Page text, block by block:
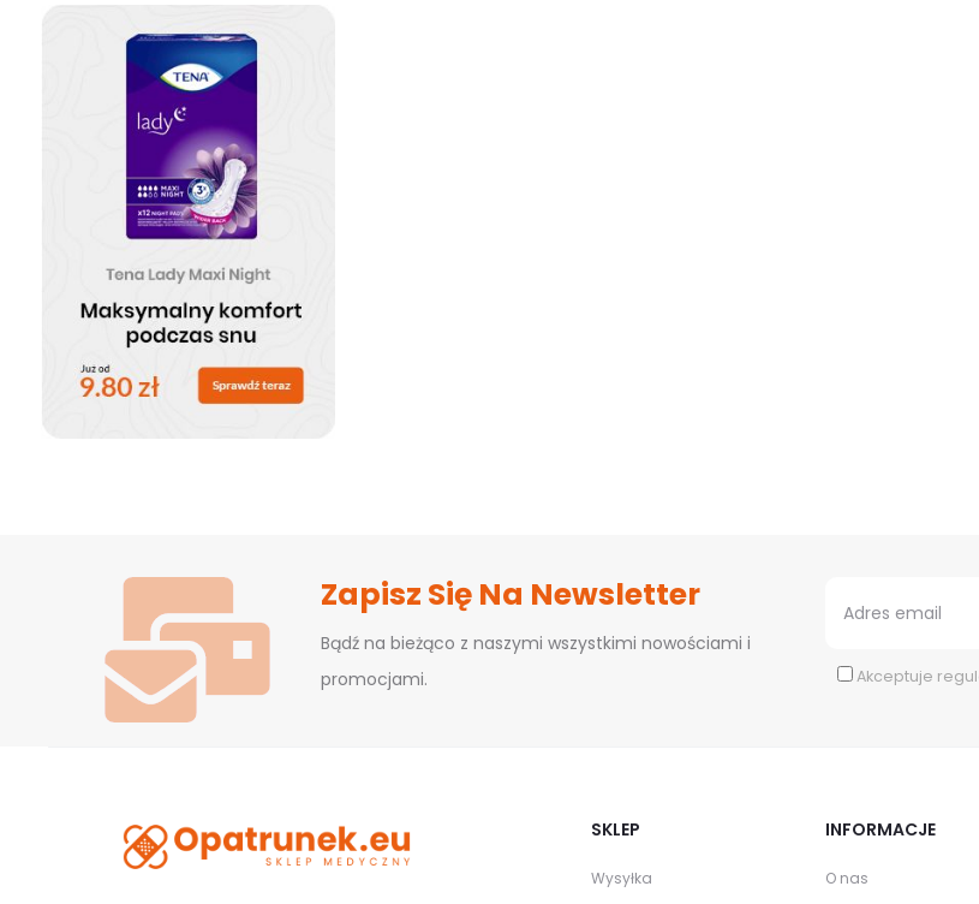
Zapisz Się Na Newsletter
Bądź na bieżąco z naszymi wszystkimi nowościami i
promocjami.
Akceptuje
SKLEP
Wysyłka
INFORMACJE
O nas